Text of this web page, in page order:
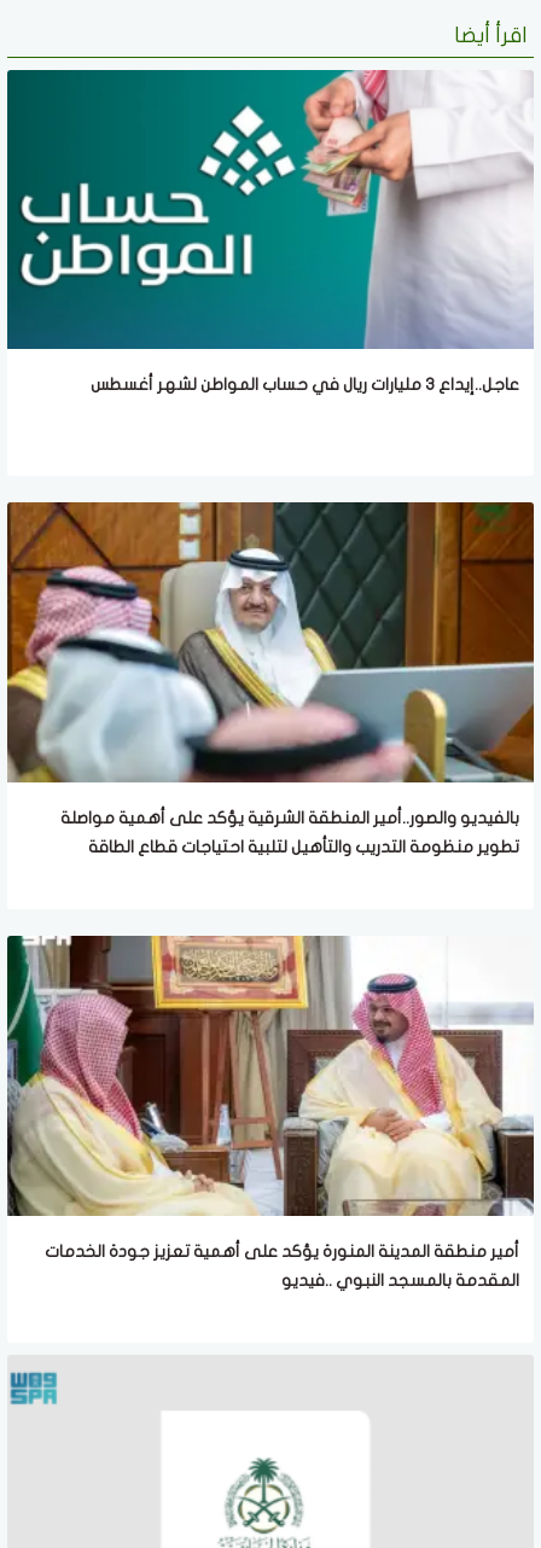
اقرأ أيضا
عاجل..إيداع 3 مليارات ريال في حساب المواطن لشهر أغسطس
بالفيديو والصور..أمير المنطقة الشرقية يؤكد على أهمية مواصلة
تطوير منظومة التدريب والتأهيل لتلبية احتياجات قطاع الطاقة
أمير منطقة المدينة المنورة يؤكد على أهمية تعزيز جودة الخدمات
المقدمة بالمسجد النبوي ..فيديو